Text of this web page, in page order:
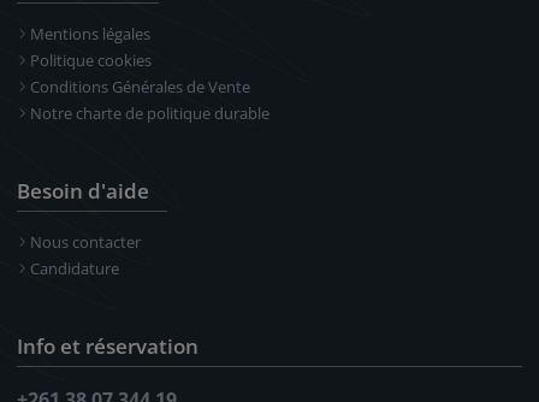
Mentions légales
Politique cookies
Conditions Générales de Vente
Notre charte de politique durable
Besoin d'aide
Nous contacter
Candidature
Info et réservation